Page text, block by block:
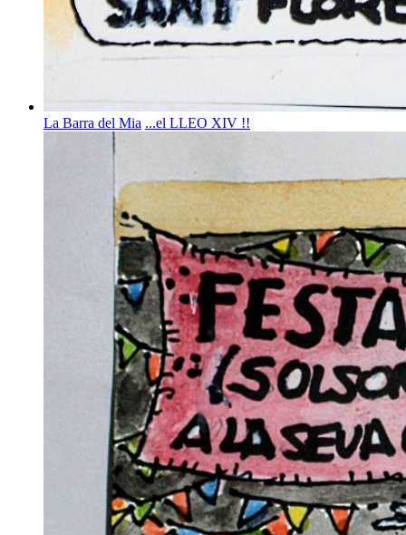
La Barra del Mia ...el LLEO XIV !!